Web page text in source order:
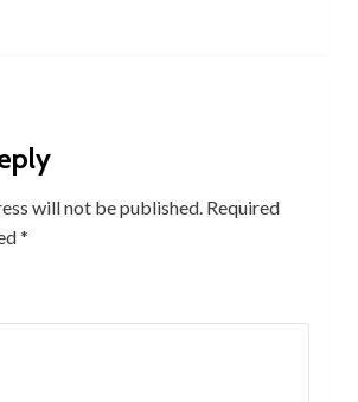
will not be published. Required
*